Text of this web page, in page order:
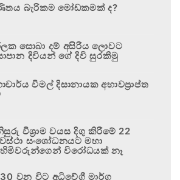
බැරිකම මෝඩකමක් ද?
සොබා දම් අසිරිය ලොවට
දිවියන් ගේ දිවි සුරකිමු
විමල් දිසානායක අභාවප්‍රාප්ත
විශ්‍රාම වයස දිගු කිරීමේ 22
සංශෝධනයට මහා
විරෝධයක් නෑ
වන විට අධිවේගී මාර්ග